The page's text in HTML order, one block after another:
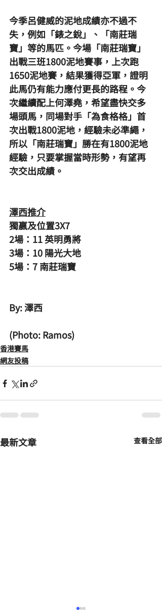
今季呂健威的泥地成績亦不過不
失，例如「錶之銳」、「南莊瑞
寶」等的馬匹。今場「南莊瑞寶」
出戰三班1800泥地賽事，上次跑
1650泥地賽，結果獲得亞軍，證明
此馬仍有能力應付更長的路程。今
次繼續配上何澤堯，希望盡快交多
場頭馬，同場對手「為食格格」首
次出戰1800泥地，經驗未必準繩，
所以「南莊瑞寶」勝在有1800泥地
經驗，只要掌握當時形勢，有望再
次交出成績。
澤西推介
獨嬴及位置3X7
2場：11 英明勇將
3場：10 陽光大地
5場：7 南莊瑞寶
By: 澤西
(Photo: Ramos)
香港賽馬
網友投稿
最新文章 查看全部